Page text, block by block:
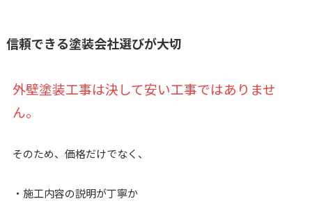
信頼できる塗装会社選びが大切
外壁塗装工事は決して安い工事ではありませ
ん。
そのため、価格だけでなく、
・施工内容の説明が丁寧か